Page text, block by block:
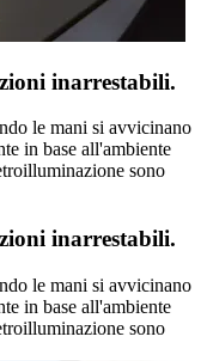
inarrestabili.
le mani si avvicinano
in base all'ambiente
sono
inarrestabili.
le mani si avvicinano
in base all'ambiente
sono